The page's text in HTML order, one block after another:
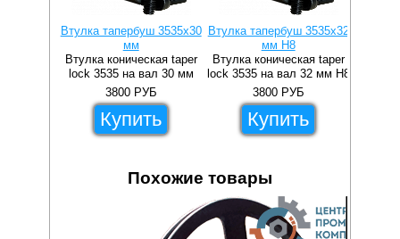
Втулка тапербуш 3535x30
мм
Втулка коническая taper
lock 3535 на вал 30 мм
3800 РУБ
Купить
Втулка тапербуш 3535x32
мм H8
Втулка коническая taper
lock 3535 на вал 32 мм H8
3800 РУБ
Купить
Похожие товары